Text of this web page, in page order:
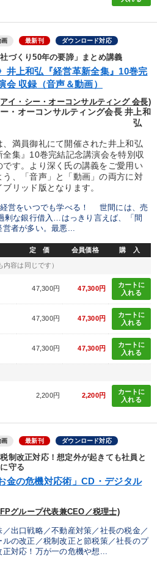
画 最新刊 ダウンロード対応
社づくり50年の要諦」まとめ講義
井上和弘『経営革新全集』10巻完
会 収録（音声＆動画）
イ・シー・オーコンサルティング 会長)
・オーコンサルティング会長 井上和
弘
満員御礼にて開催された井上和弘
全集』10巻完結記念講演会を特別収
です。より深く氏の講義をご愛用い
う、「音声」と「動画」の両方に対
リッド版となります。
営をいつでも学べる！ 世間には、売
剰な銀行借入…はっきり言えば、「間
者が多い。最悪...
定 価 会員価格 購 入
内容は同じです）
47,300円 47,300円
カートに
入れる
47,300円 47,300円
カートに
入れる
47,300円 47,300円
カートに
入れる
2,200円 2,200円
カートに
入れる
画 最新刊 ダウンロード対応
制改正対応！想定外が起きても社員と
守る
金の危機対応術」CD・デジタル
グループ代表兼CEO／税理士)
出口戦略／不動産対策／社長の税金／
の改正／税制改正と節税策／社長のプ
対応！万が一の危機や想...